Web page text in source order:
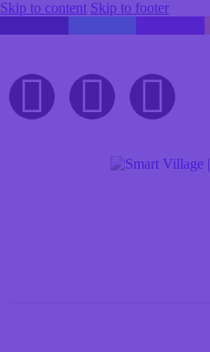
Skip to content Skip to footer